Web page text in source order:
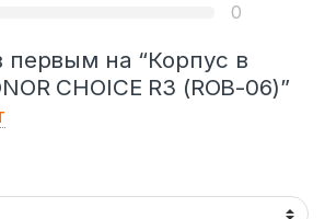
0
первым на “Корпус в
CHOICE R3 (ROB-06)”